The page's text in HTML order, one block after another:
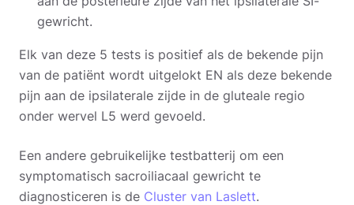
gewricht.
Elk van deze 5 tests is positief als de bekende pijn
van de patiënt wordt uitgelokt EN als deze bekende
pijn aan de ipsilaterale zijde in de gluteale regio
onder wervel L5 werd gevoeld.
Een andere gebruikelijke testbatterij om een
symptomatisch sacroiliacaal gewricht te
diagnosticeren is de Cluster van Laslett.